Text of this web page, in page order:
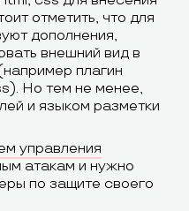
отметить, что для
дополнения,
внешний вид в
плагин
Но тем не менее,
и языком разметки
управления
атакам и нужно
по защите своего